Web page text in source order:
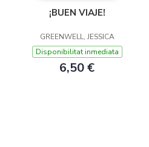
¡BUEN VIAJE!
GREENWELL, JESSICA
Disponibilitat inmediata
6,50 €